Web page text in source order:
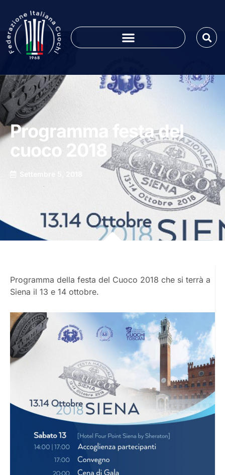
Programma festa del
cuoco 2018
Settembre 5, 2018
Programma della festa del Cuoco 2018 che si terrà a
Siena il 13 e 14 ottobre.